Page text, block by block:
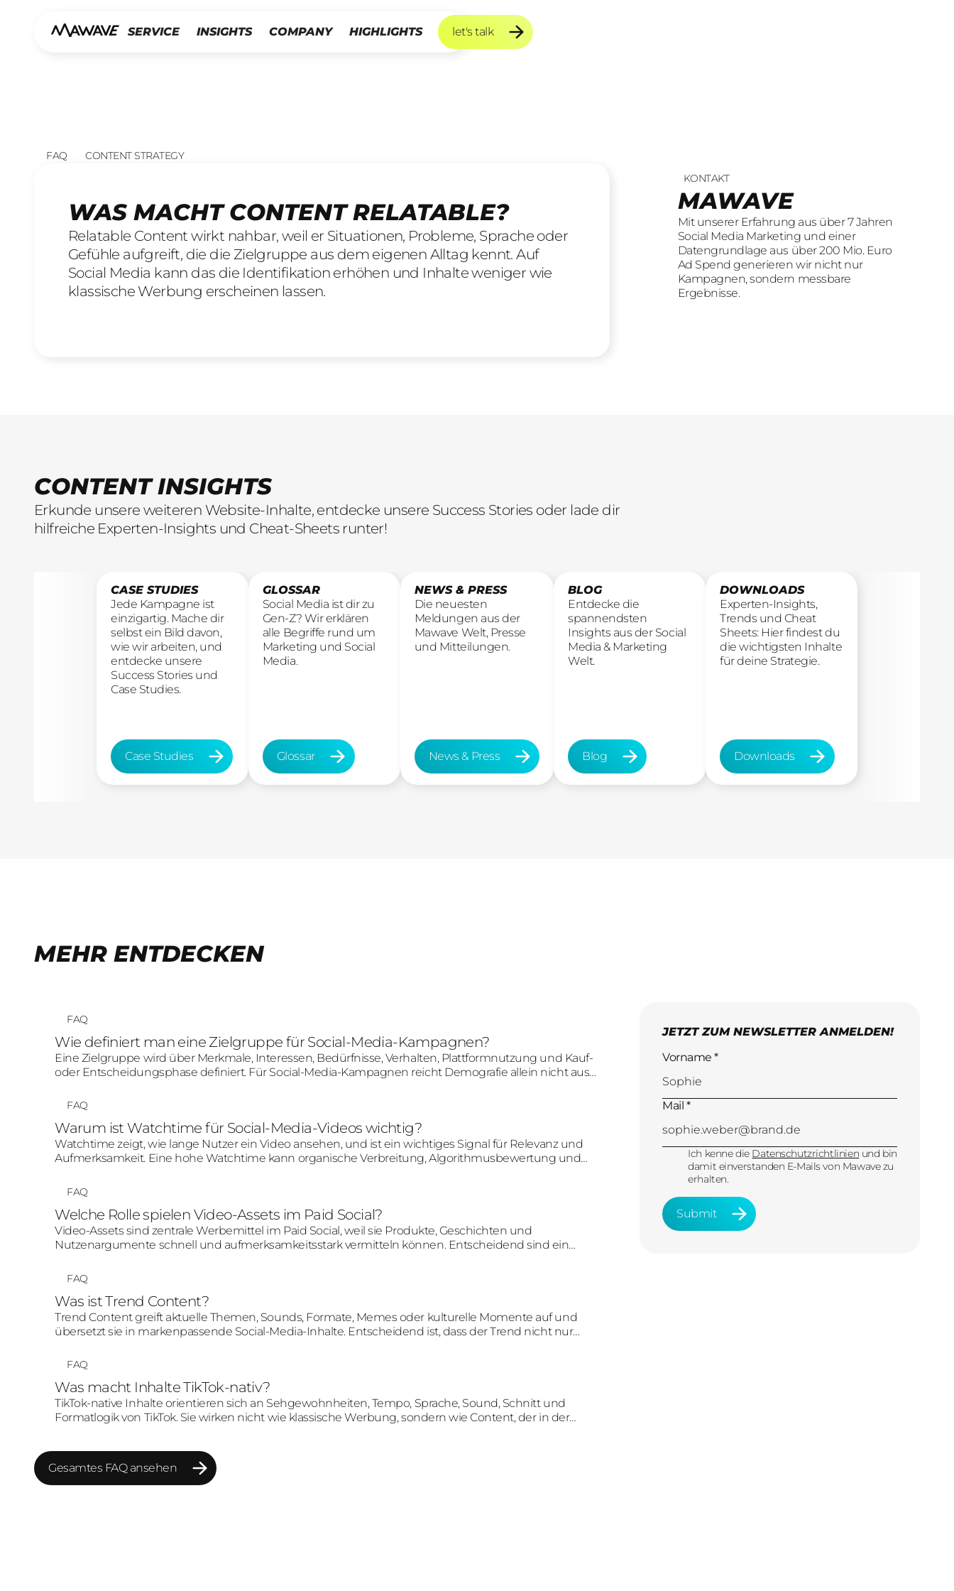
SERVICE INSIGHTS COMPANY HIGHLIGHTS
let's talk
let's talk
FAQ CONTENT STRATEGY
WAS MACHT CONTENT RELATABLE?
Relatable Content wirkt nahbar, weil er Situationen, Probleme, Sprache oder
Gefühle aufgreift, die die Zielgruppe aus dem eigenen Alltag kennt. Auf
Social Media kann das die Identifikation erhöhen und Inhalte weniger wie
klassische Werbung erscheinen lassen.
KONTAKT
MAWAVE
Mit unserer Erfahrung aus über 7 Jahren
Social Media Marketing und einer
Datengrundlage aus über 200 Mio. Euro
Ad Spend generieren wir nicht nur
Kampagnen, sondern messbare
Ergebnisse.
UNSERE LEISTUNGEN
SOCIAL LEAD
AGENTUR
Mit unserer Erfahrung aus über 7 Jahren
Social Media Marketing und einer
Datengrundlage aus über 200 Mio. Euro
Ad Spend generieren wir nicht nur
KOMM INS TEAM
Wir sind auf der Suche nach motivierten
und engagierten Menschen, die mit
kreativen Ideen und
LeidenschaftConsumer Brands auf Social
übersetzen.
CONTENT INSIGHTS
Erkunde unsere weiteren Website-Inhalte, entdecke unsere Success Stories oder lade dir
hilfreiche Experten-Insights und Cheat-Sheets runter!
CASE STUDIES
Jede Kampagne ist
einzigartig. Mache dir
selbst ein Bild davon,
wie wir arbeiten, und
entdecke unsere
Success Stories und
Case Studies.
Case Studies
Case Studies
GLOSSAR
Social Media ist dir zu
Gen-Z? Wir erklären
alle Begriffe rund um
Marketing und Social
Media.
Glossar
Glossar
NEWS & PRESS
Die neuesten
Meldungen aus der
Mawave Welt, Presse
und Mitteilungen.
News & Press
News & Press
BLOG
Entdecke die
spannendsten
Insights aus der Social
Media & Marketing
Welt.
Blog
Blog
DOWNLOADS
Experten-Insights,
Trends und Cheat
Sheets: Hier findest du
die wichtigsten Inhalte
für deine Strategie.
Downloads
Downloads
MEHR ENTDECKEN
FAQ
Wie definiert man eine Zielgruppe für Social-Media-Kampagnen?
Eine Zielgruppe wird über Merkmale, Interessen, Bedürfnisse, Verhalten, Plattformnutzung und Kauf-
oder Entscheidungsphase definiert. Für Social-Media-Kampagnen reicht Demografie allein nicht aus;
FAQ
Warum ist Watchtime für Social-Media-Videos wichtig?
Watchtime zeigt, wie lange Nutzer ein Video ansehen, und ist ein wichtiges Signal für Relevanz und
Aufmerksamkeit. Eine hohe Watchtime kann organische Verbreitung, Algorithmusbewertung und
FAQ
Welche Rolle spielen Video-Assets im Paid Social?
Video-Assets sind zentrale Werbemittel im Paid Social, weil sie Produkte, Geschichten und
Nutzenargumente schnell und aufmerksamkeitsstark vermitteln können. Entscheidend sind ein
FAQ
Was ist Trend Content?
Trend Content greift aktuelle Themen, Sounds, Formate, Memes oder kulturelle Momente auf und
übersetzt sie in markenpassende Social-Media-Inhalte. Entscheidend ist, dass der Trend nicht nur
FAQ
Was macht Inhalte TikTok-nativ?
TikTok-native Inhalte orientieren sich an Sehgewohnheiten, Tempo, Sprache, Sound, Schnitt und
Formatlogik von TikTok. Sie wirken nicht wie klassische Werbung, sondern wie Content, der in der
Gesamtes FAQ ansehen
JETZT ZUM NEWSLETTER ANMELDEN!
Vorname *
Mail *
Ich kenne die Datenschutzrichtlinien und bin
damit einverstanden E-Mails von Mawave zu
erhalten.
Submit